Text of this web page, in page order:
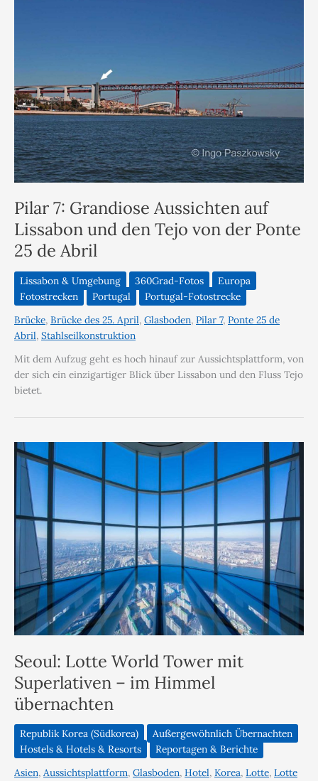
Pilar 7: Grandiose Aussichten auf
Lissabon und den Tejo von der Ponte
25 de Abril
Lissabon & Umgebung 360Grad-Fotos
Europa
Fotostrecken
Portugal
Portugal-Fotostrecke
Brücke, Brücke des 25. April, Glasboden, Pilar 7, Ponte 25 de
Abril, Stahlseilkonstruktion
Mit dem Aufzug geht es hoch hinauf zur Aussichtsplattform, von
der sich ein einzigartiger Blick über Lissabon und den Fluss Tejo
bietet.
Seoul: Lotte World Tower mit
Superlativen – im Himmel
übernachten
Republik Korea (Südkorea)
Außergewöhnlich Übernachten
Hostels & Hotels & Resorts
Reportagen & Berichte
Asien, Aussichtsplattform, Glasboden, Hotel, Korea, Lotte, Lotte